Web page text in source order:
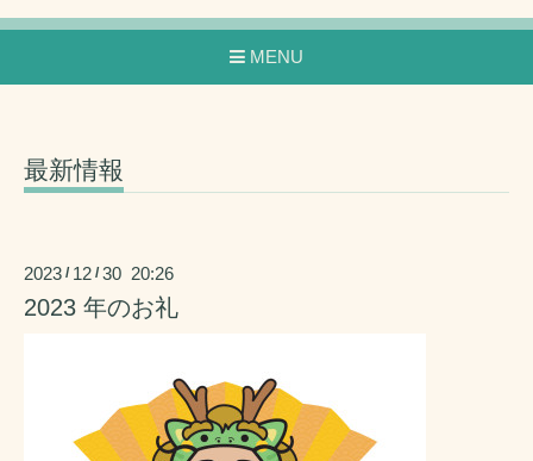
MENU
最新情報
2023 / 12 /30 20:26
2023 年のお礼